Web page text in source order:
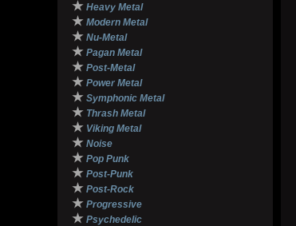
★ Heavy Metal
★ Modern Metal
★ Nu-Metal
★ Pagan Metal
★ Post-Metal
★ Power Metal
★ Symphonic Metal
★ Thrash Metal
★ Viking Metal
★ Noise
★ Pop Punk
★ Post-Punk
★ Post-Rock
★ Progressive
★ Psychedelic